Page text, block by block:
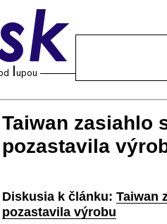
Taiwan zasiahlo
pozastavila
Diskusia k článku: Taiwan
pozastavila výrobu